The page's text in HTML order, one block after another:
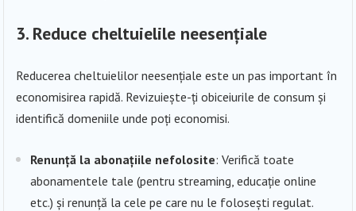
3. Reduce cheltuielile neesențiale
Reducerea cheltuielilor neesențiale este un pas important în
economisirea rapidă. Revizuiește-ți obiceiurile de consum și
identifică domeniile unde poți economisi.
Renunță la abonațiile nefolosite: Verifică toate
abonamentele tale (pentru streaming, educație online
etc.) și renunță la cele pe care nu le folosești regulat.